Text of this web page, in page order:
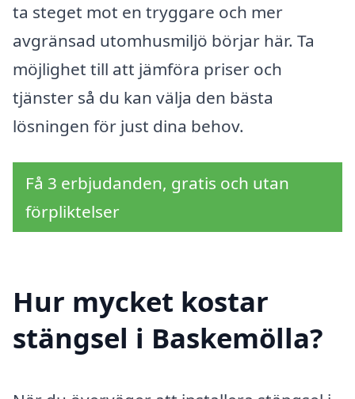
ta steget mot en tryggare och mer
avgränsad utomhusmiljö börjar här. Ta
möjlighet till att jämföra priser och
tjänster så du kan välja den bästa
lösningen för just dina behov.
Få 3 erbjudanden, gratis och utan
förpliktelser
Hur mycket kostar
stängsel i Baskemölla?